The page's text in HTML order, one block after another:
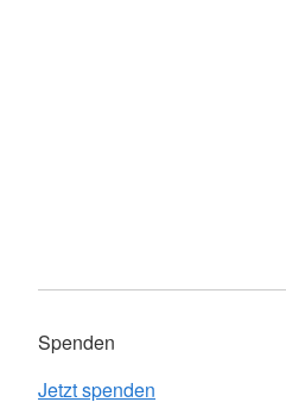
Spenden
Jetzt spenden